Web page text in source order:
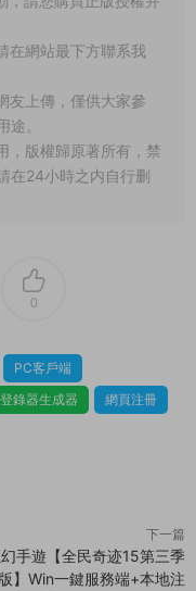
在網站最下方聯系我
友上傳，僅供大家參
。
，版權歸原著所有，禁
在24小時之内自行删
0
PC客戶端
登錄器生成器
網頁注冊
下一篇
手遊【全民奇迹15第三季
】Win一鍵服務端+本地注